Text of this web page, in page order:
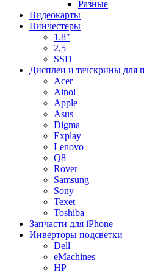
Разные
Видеокарты
Винчестеры
1.8"
2,5
SSD
Дисплеи и тачскрины для
Acer
Ainol
Apple
Asus
Digma
Explay
Lenovo
Q8
Rover
Samsung
Sony
Texet
Toshiba
Запчасти для iPhone
Инверторы подсветки
Dell
eMachines
HP